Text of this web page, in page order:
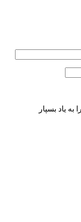
به یاد بسپار